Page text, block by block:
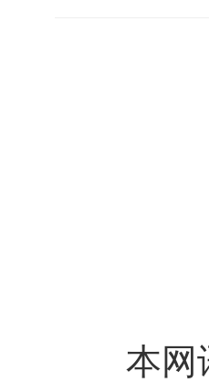
本网讯